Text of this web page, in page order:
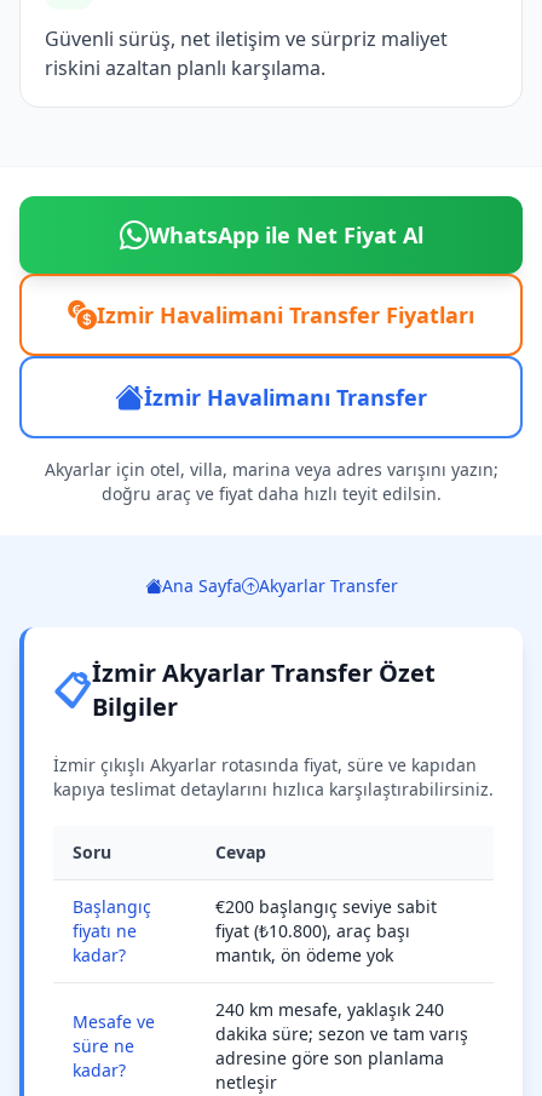
Güvenli sürüş, net iletişim ve sürpriz maliyet
riskini azaltan planlı karşılama.
WhatsApp ile Net Fiyat Al
Izmir Havalimani Transfer Fiyatları
İzmir Havalimanı Transfer
Akyarlar için otel, villa, marina veya adres varışını yazın;
doğru araç ve fiyat daha hızlı teyit edilsin.
Ana Sayfa Akyarlar Transfer
📋İzmir Akyarlar Transfer Özet
Bilgiler
İzmir çıkışlı Akyarlar rotasında fiyat, süre ve kapıdan
kapıya teslimat detaylarını hızlıca karşılaştırabilirsiniz.
Soru Cevap
Başlangıç
fiyatı ne
kadar?
€200 başlangıç seviye sabit
fiyat (₺10.800), araç başı
mantık, ön ödeme yok
Mesafe ve
süre ne
kadar?
240 km mesafe, yaklaşık 240
dakika süre; sezon ve tam varış
adresine göre son planlama
netleşir